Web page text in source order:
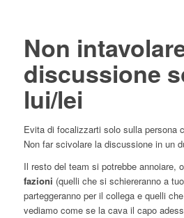
Non
discussione
lui/lei
Evita di focalizzarti solo sulla persona
Non far scivolare la discussione in un
Il resto del team si potrebbe annoiare,
fazioni (quelli che si schiereranno a
parteggeranno per il collega e quelli
vediamo come se la cava il capo